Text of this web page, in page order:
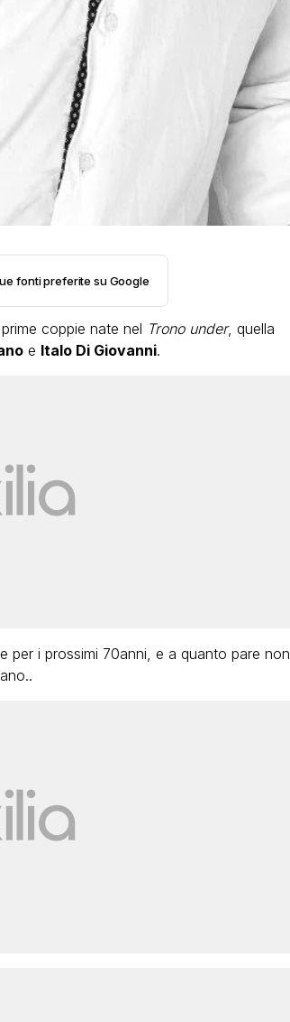
fonti preferite su Google
coppie nate nel Trono under, quella
e Italo Di Giovanni.
per i prossimi 70anni, e a quanto pare non